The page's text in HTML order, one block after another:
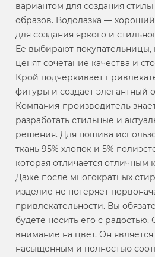
вариантом для создания
образов. Водолазка —
для создания яркого и
Ее выбирают покупательницы,
ценят сочетание качества и
Крой подчеркивает
фигуры и создает элегантный
Компания-производитель
разработать стильные и
решения. Для пошива
ткань 95% хлопок и 5%
которая отличается отличным
Даже после многократных
изделие не потеряет
привлекательности. Вы
будете носить его с радостью.
внимание на цвет. Он является
насыщенным и полностью